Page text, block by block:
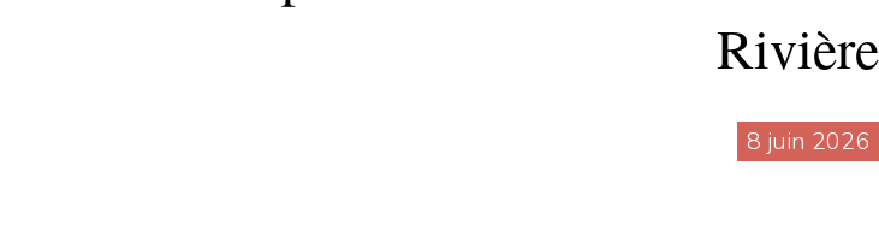
8 juin 2026